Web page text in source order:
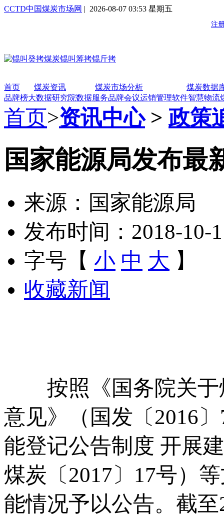
CCTD中国煤炭市场网 | 2026-08-07 03:53 星期五
首页 煤炭资讯 煤炭市场分析
煤炭数据
品牌榜大数据研究院数据服务品牌会议运销管理软件智慧物流
首页>资讯中心>政策
国家能源局发布最
来源：国家能源局
发布时间：2018-10-
字号【 小 中 大 】
收藏新闻
按照《国务院关于
意见》（国发〔2016
能登记公告制度 开展
煤炭〔2017〕17号）
能情况予以公告。截